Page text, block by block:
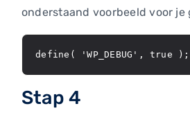
onderstaand voorbeeld voor je
define( 'WP_DEBUG', true );
Stap 4